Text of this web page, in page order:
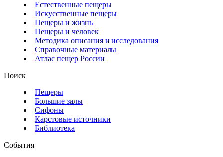
Естественные пещеры
Искусственные пещеры
Пещеры и жизнь
Пещеры и человек
Методика описания и исследования
Справочные материалы
Атлас пещер России
Поиск
Пещеры
Большие залы
Сифоны
Карстовые источники
Библиотека
События